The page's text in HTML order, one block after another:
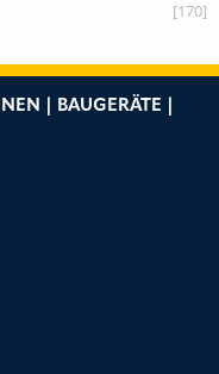
[170]
| BAUGERÄTE |